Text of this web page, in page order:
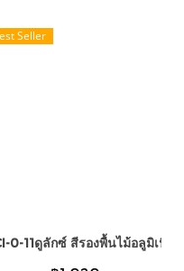
101
Seller
0-11ดูลักซ์ สีรองพื้นไม้อลูมิเนีย